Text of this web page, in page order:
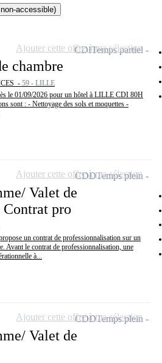
accessible)
chambre
- 59 - LILLE
le 01/09/2026 pour un hôtel à LILLE CDI 80H
sont : - Nettoyage des sols et moquettes -
CDITemps partiel
Ajouter cette offre à ma sélection
Valet de
pro
un contrat de professionnalisation sur un
Avant le contrat de professionnalisation, une
à...
CDDTemps plein
Ajouter cette offre à ma sélection
Valet de
CDDTemps plein
Ajouter cette offre à ma sélection